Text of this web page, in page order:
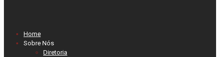
Home
Sobre Nós
Diretoria